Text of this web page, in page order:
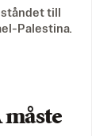
till
Palestina.